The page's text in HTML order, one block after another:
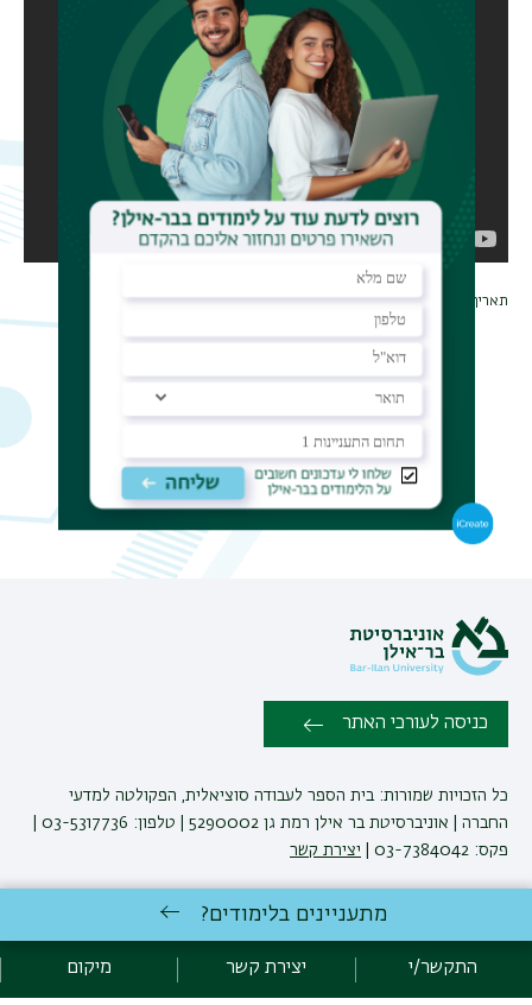
תאריך עדכון אחרון : 13/07/2014
כניסה לעורכי האתר
כל הזכויות שמורות: בית הספר לעבודה סוציאלית, הפקולטה למדעי
פקס: 03-7384042 |
יצירת קשר
לימודי עבודה סוציאלית באוניברסיטת בר-אילן
הצהרת נגישות
מדיניות פרטיות
מתעניינים בלימודים?
התקשר/י יצירת קשר מיקום